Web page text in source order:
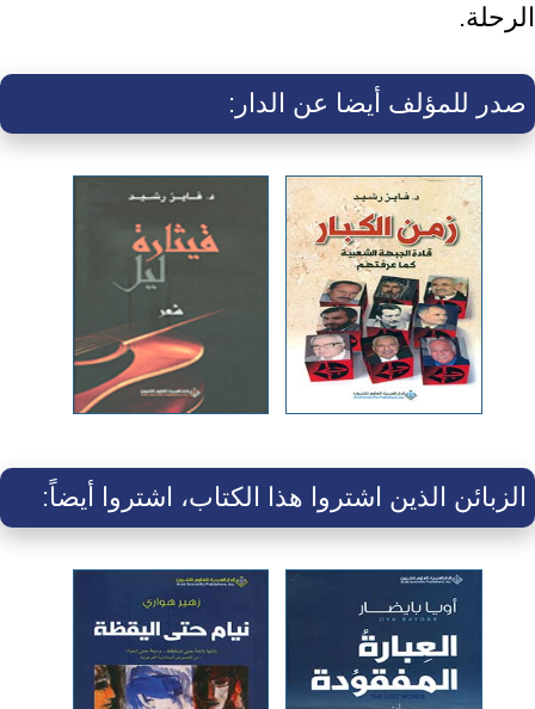
الرحلة.
صدر للمؤلف أيضا عن الدار:
الزبائن الذين اشتروا هذا الكتاب، اشتروا أيضاً: